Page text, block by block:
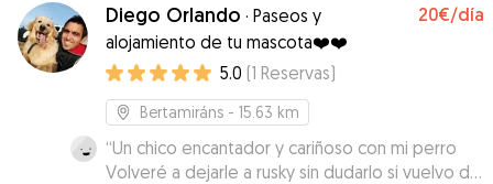
Diego Orlando · Paseos y
alojamiento de tu mascota❤️❤️
20€/día
5.0 (1 Reservas)
Bertamiráns - 15.63 km
“Un chico encantador y cariñoso con mi perro
Volveré a dejarle a rusky sin dudarlo si vuelvo de